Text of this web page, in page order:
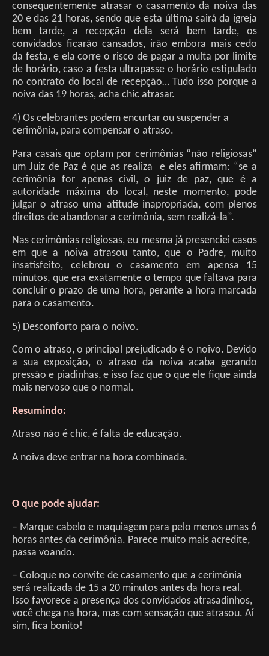
consequentemente atrasar o casamento da noiva das
20 e das 21 horas, sendo que esta última sairá da igreja
bem tarde, a recepção dela será bem tarde, os
convidados ficarão cansados, irão embora mais cedo
da festa, e ela corre o risco de pagar a multa por limite
de horário, caso a festa ultrapasse o horário estipulado
no contrato do local de recepção… Tudo isso porque a
noiva das 19 horas, acha chic atrasar.
4) Os celebrantes podem encurtar ou suspender a
cerimônia, para compensar o atraso.
Para casais que optam por cerimônias “não religiosas”
um Juiz de Paz é que as realiza e eles afirmam: “se a
cerimônia for apenas civil, o juiz de paz, que é a
autoridade máxima do local, neste momento, pode
julgar o atraso uma atitude inapropriada, com plenos
direitos de abandonar a cerimônia, sem realizá-la”.
Nas cerimônias religiosas, eu mesma já presenciei casos
em que a noiva atrasou tanto, que o Padre, muito
insatisfeito, celebrou o casamento em apensa 15
minutos, que era exatamente o tempo que faltava para
concluir o prazo de uma hora, perante a hora marcada
para o casamento.
5) Desconforto para o noivo.
Com o atraso, o principal prejudicado é o noivo. Devido
a sua exposição, o atraso da noiva acaba gerando
pressão e piadinhas, e isso faz que o que ele fique ainda
mais nervoso que o normal.
Resumindo:
Atraso não é chic, é falta de educação.
A noiva deve entrar na hora combinada.
O que pode ajudar:
– Marque cabelo e maquiagem para pelo menos umas 6
horas antes da cerimônia. Parece muito mais acredite,
passa voando.
– Coloque no convite de casamento que a cerimônia
será realizada de 15 a 20 minutos antes da hora real.
Isso favorece a presença dos convidados atrasadinhos,
você chega na hora, mas com sensação que atrasou. Aí
sim, fica bonito!